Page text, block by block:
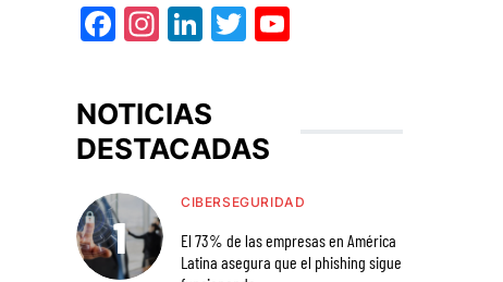
Facebook
Instagram
LinkedIn
Twitter
NOTICIAS
DESTACADAS
CIBERSEGURIDAD
El 73% de las empresas en América
Latina asegura que el phishing sigue